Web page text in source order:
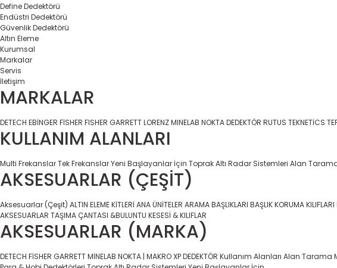
Define Dedektörü
Endüstri Dedektörü
Güvenlik Dedektörü
Altın Eleme
Kurumsal
Markalar
Servis
İletişim
MARKALAR
DETECH EBİNGER FİSHER FISHER GARRETTLORENZMINELAB NOKTA DEDEKTÖR RUTUS TEKNETİCS
KULLANIM ALANLARI
Multi FrekanslarTek FrekanslarYeni Başlayanlar İçin Toprak Altı Radar Sistemleri Alan
AKSESUARLAR (ÇEŞİT)
Aksesuarlar (Çeşit) ALTIN ELEME KİTLERİ ANA ÜNİTELER ARAMA BAŞLIKLARI BAŞLIK KORUMA KILIFLARI
AKSESUARLAR TAŞIMA ÇANTASI &BULUNTU KESESİ & KILIFLAR
AKSESUARLAR (MARKA)
DETECH FİSHER GARRETTMİNELAB NOKTA | MAKROXP DEDEKTÖR Kullanım Alanları Alan Tarama